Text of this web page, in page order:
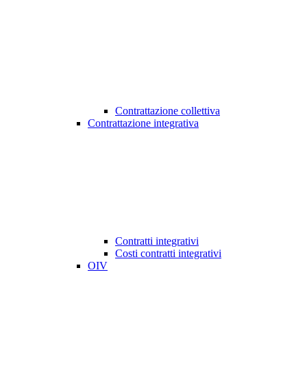
Contrattazione collettiva
Contrattazione integrativa
Contratti integrativi
Costi contratti integrativi
OIV